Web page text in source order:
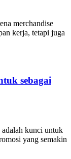
merchandise
kerja, tetapi juga
sebagai
adalah kunci untuk
yang semakin